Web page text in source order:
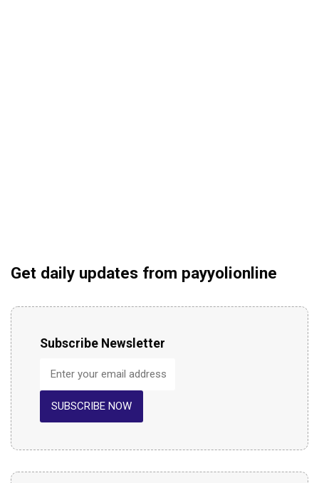
Get daily updates from payyolionline
Subscribe Newsletter
SUBSCRIBE NOW